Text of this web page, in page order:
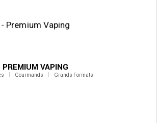
VAPING
Gourmands Grands Formats